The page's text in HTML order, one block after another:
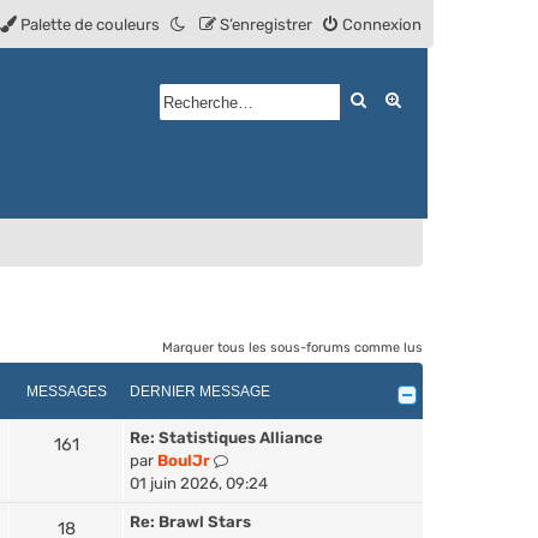
Connexion
S’enregistrer
Palette de couleurs
Rechercher
Marquer tous les sous-forums comme lus
MESSAGES DERNIER MESSAGE
161
Re: Statistiques Alliance
par BoulJr
V
o
r
01 juin 2026, 09:24
18
Re: Brawl Stars